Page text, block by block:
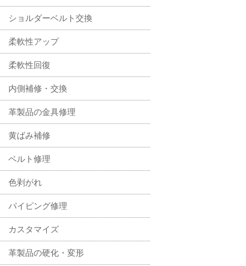
ショルダーベルト交換
柔軟性アップ
柔軟性回復
内側補修・交換
革製品の金具修理
黄ばみ補修
ベルト修理
色剥がれ
パイピング修理
カスタマイズ
革製品の硬化・変形